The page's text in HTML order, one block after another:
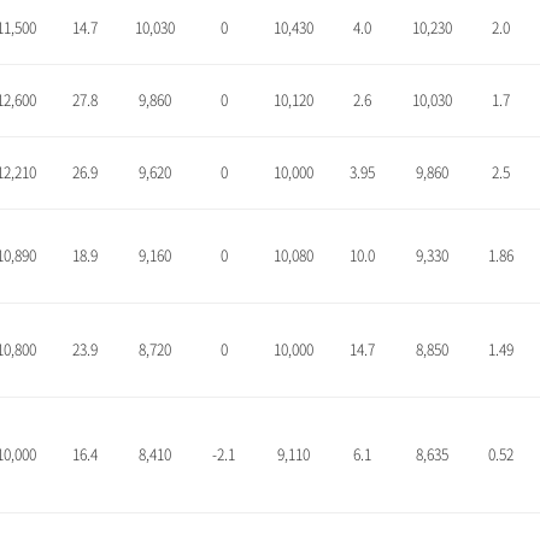
14.7 10,030 0 10,430 4.0 10,230 2.0
27.8 9,860 0 10,120 2.6 10,030 1.7
26.9 9,620 0 10,000 3.95 9,860 2.5
18.9 9,160 0 10,080 10.0 9,330 1.86
23.9 8,720 0 10,000 14.7 8,850 1.49
16.4 8,410 -2.1 9,110 6.1 8,635 0.52